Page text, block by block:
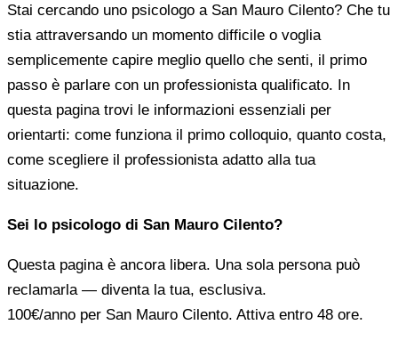
Stai cercando uno psicologo a San Mauro Cilento? Che tu
stia attraversando un momento difficile o voglia
semplicemente capire meglio quello che senti, il primo
passo è parlare con un professionista qualificato. In
questa pagina trovi le informazioni essenziali per
orientarti: come funziona il primo colloquio, quanto costa,
come scegliere il professionista adatto alla tua
situazione.
Sei lo psicologo di San Mauro Cilento?
Questa pagina è ancora libera. Una sola persona può
reclamarla — diventa la tua, esclusiva.
100€/anno per San Mauro Cilento. Attiva entro 48 ore.